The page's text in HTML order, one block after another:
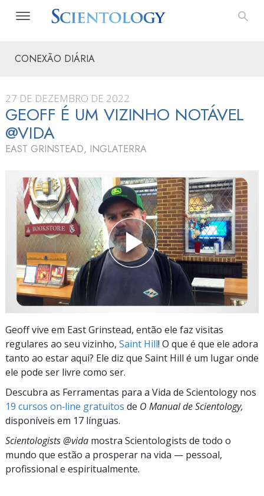
CONEXÃO DIÁRIA
27 DE DEZEMBRO DE 2022
GEOFF É UM VIZINHO NOTÁVEL
@VIDA
EAST GRINSTEAD, INGLATERRA
Geoff vive em East Grinstead, então ele faz visitas
regulares ao seu vizinho, Saint Hill! O que é que ele adora
tanto ao estar aqui? Ele diz que Saint Hill é um lugar onde
ele pode ser livre como ser.
Descubra as Ferramentas para a Vida de Scientology nos
19 cursos on‑line gratuitos de O Manual de Scientology,
disponíveis em 17 línguas.
Scientologists @vida mostra Scientologists de todo o
mundo que estão a prosperar na vida — pessoal,
profissional e espiritualmente.